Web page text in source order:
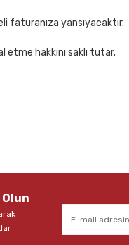
faturanıza yansıyacaktır.
hakkını saklı tutar.